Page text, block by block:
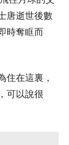
唐逝世後數
時奪眶而
住在這裏，
可以說很